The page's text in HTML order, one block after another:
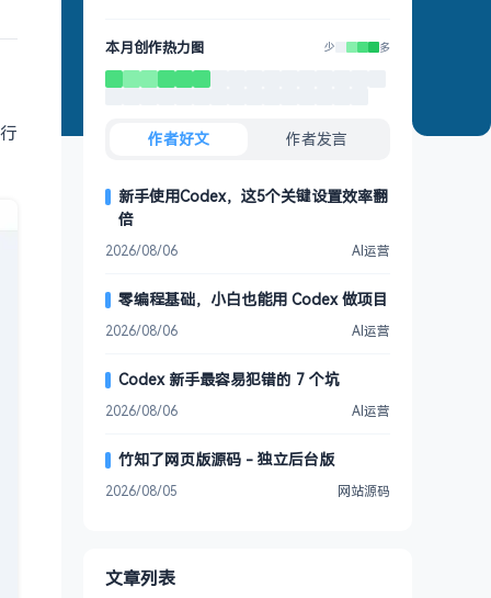
本月创作热力图 少 多
作者好文 作者发言
新手使用Codex，这5个关键设置效率翻
倍
2026/08/06 AI运营
零编程基础，小白也能用 Codex 做项目
2026/08/06 AI运营
Codex 新手最容易犯错的 7 个坑
2026/08/06 AI运营
竹知了网页版源码 - 独立后台版
2026/08/05 网站源码
文章列表